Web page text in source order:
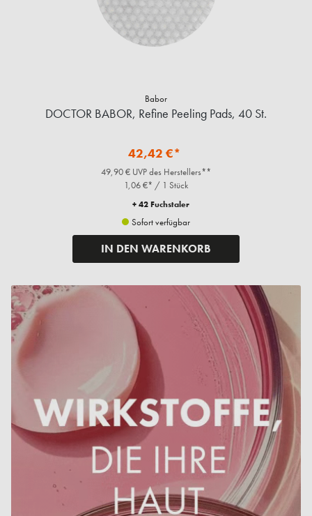
Babor
DOCTOR BABOR, Refine Peeling Pads, 40 St.
42,42 €*
49,90 € UVP des Herstellers**
1,06 €* / 1 Stück
+ 42 Fuchstaler
Sofort verfügbar
IN DEN WARENKORB